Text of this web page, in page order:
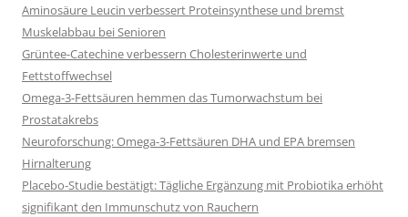
Aminosäure Leucin verbessert Proteinsynthese und bremst
Muskelabbau bei Senioren
Grüntee-Catechine verbessern Cholesterinwerte und
Fettstoffwechsel
Omega-3-Fettsäuren hemmen das Tumorwachstum bei
Prostatakrebs
Neuroforschung: Omega-3-Fettsäuren DHA und EPA bremsen
Hirnalterung
Placebo-Studie bestätigt: Tägliche Ergänzung mit Probiotika erhöht
signifikant den Immunschutz von Rauchern